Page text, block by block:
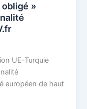
»
UE-Turquie
européen de haut